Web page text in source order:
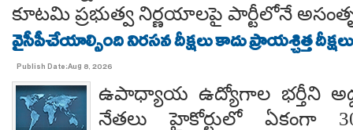
కూటమి ప్రభుత్వ నిర్ణయాలపై పార్టీలోనే
వైసీపీచేయాల్సింది నిరసన దీక్షలు కాదు ప్రాయశ్చిత్త
Publish Date:Aug 8, 2026
ఉపాధ్యాయ ఉద్యోగాల భర్తీని
నేతలు హైకోర్టులో ఏకంగా